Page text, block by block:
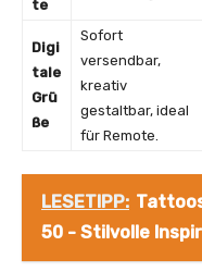
te
Digi
tale
Grü
ße
Sofort
versendbar,
kreativ
gestaltbar, ideal
für Remote.
LESETIPP:
50 - Stilvolle